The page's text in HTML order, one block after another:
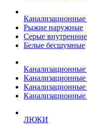
Рыжие наружные
Серые внутренние
Белые бесшумные
ЛЮКИ